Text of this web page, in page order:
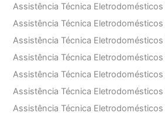
Assistência Técnica Eletrodomésticos
Assistência Técnica Eletrodomésticos
Assistência Técnica Eletrodomésticos
Assistência Técnica Eletrodomésticos
Assistência Técnica Eletrodomésticos
Assistência Técnica Eletrodomésticos
Assistência Técnica